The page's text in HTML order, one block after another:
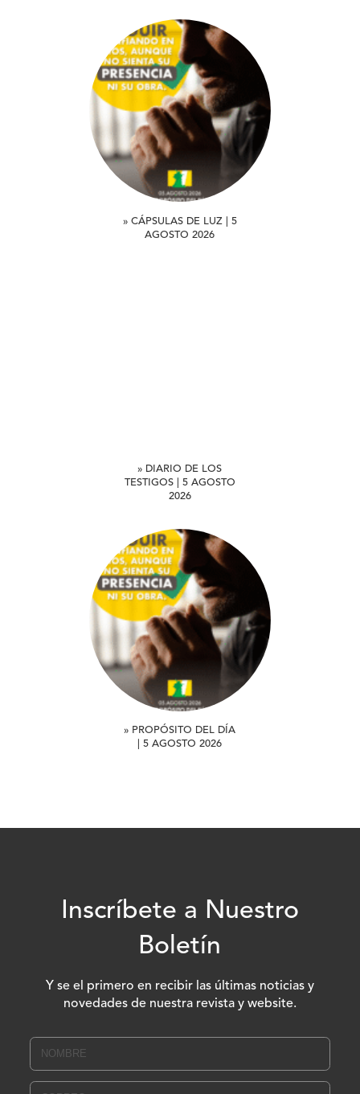
» CÁPSULAS DE LUZ | 5
AGOSTO 2026
» DIARIO DE LOS
TESTIGOS | 5 AGOSTO
2026
» PROPÓSITO DEL DÍA
| 5 AGOSTO 2026
Inscríbete a Nuestro
Boletín
Y se el primero en recibir las últimas noticias y
novedades de nuestra revista y website.